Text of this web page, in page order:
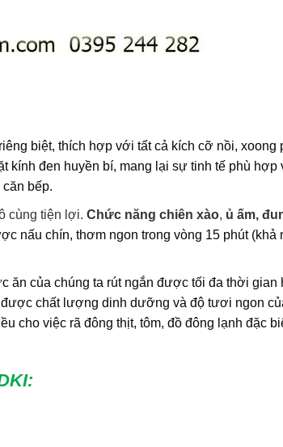
biệt, thích hợp với tất cả kích cỡ nồi, xoong
đen huyền bí, mang lại sự tinh tế phù hợp
bếp.
cùng tiện lợi. Chức năng chiên xào, ủ ấm,
nấu chín, thơm ngon trong vòng 15 phút (khả
ăn của chúng ta rút ngắn được tối đa thời gian
chất lượng dinh dưỡng và độ tươi ngon
cho việc rã đông thịt, tôm, đồ đông lạnh đặc
: